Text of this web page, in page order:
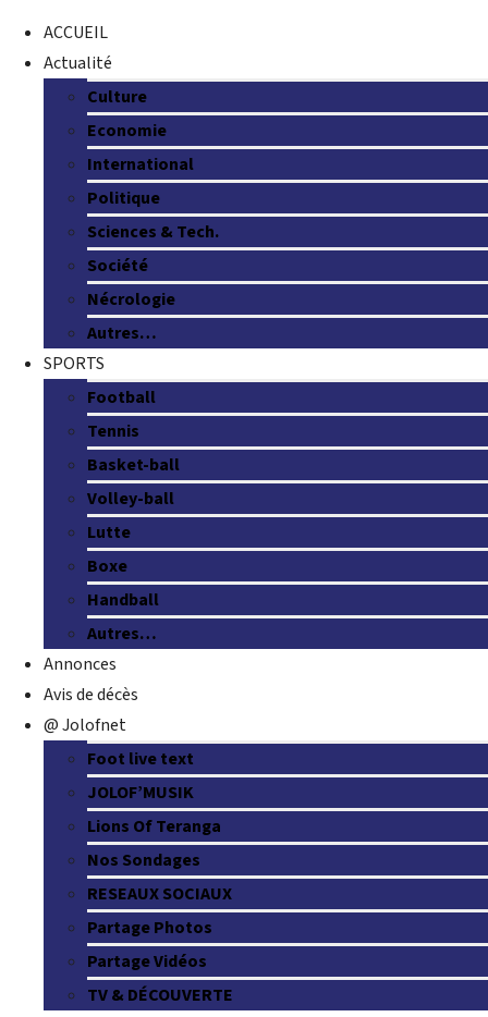
ACCUEIL
Actualité
Culture
Economie
International
Politique
Sciences & Tech.
Société
Nécrologie
Autres…
SPORTS
Football
Tennis
Basket-ball
Volley-ball
Lutte
Boxe
Handball
Autres…
Annonces
Avis de décès
@ Jolofnet
Foot live text
JOLOF’MUSIK
Lions Of Teranga
Nos Sondages
RESEAUX SOCIAUX
Partage Photos
Partage Vidéos
TV & DÉCOUVERTE